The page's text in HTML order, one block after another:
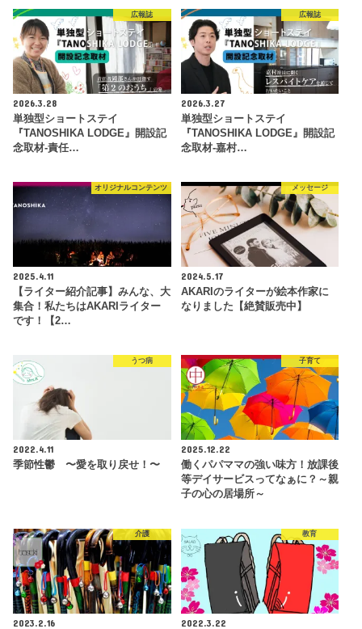
広報誌
2026.3.28
単独型ショートステイ
『TANOSHIKA LODGE』開設記
念取材-責任…
広報誌
2026.3.27
単独型ショートステイ
『TANOSHIKA LODGE』開設記
念取材-嘉村…
オリジナルコンテンツ
2025.4.11
【ライター紹介記事】みんな、大
集合！私たちはAKARIライター
です！【2…
メッセージ
2024.5.17
AKARIのライターが絵本作家に
なりました【絶賛販売中】
うつ病
2022.4.11
季節性鬱 〜愛を取り戻せ！〜
子育て
2025.12.22
働くパパママの強い味方！放課後
等デイサービスってなぁに？～親
子の心の居場所～
介護
2023.2.16
教育
2022.3.22